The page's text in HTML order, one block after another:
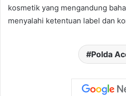
kosmetik yang mengandung
menyalahi ketentuan label dan
Polda